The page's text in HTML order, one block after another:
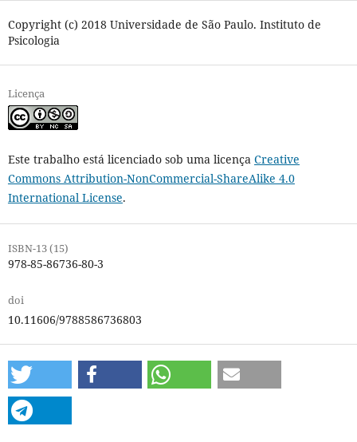
Copyright (c) 2018 Universidade de São Paulo. Instituto de
Psicologia
Licença
Este trabalho está licenciado sob uma licença Creative
Commons Attribution-NonCommercial-ShareAlike 4.0
International License.
ISBN-13 (15)
978-85-86736-80-3
doi
10.11606/9788586736803